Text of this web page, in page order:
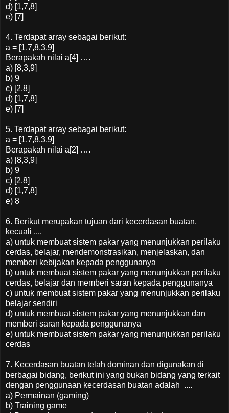
d) [1,7,8]
e) [7]
4. Terdapat array sebagai berikut:
a = [1,7,8,3,9]
Berapakah nilai a[4] ….
a) [8,3,9]
b) 9
c) [2,8]
d) [1,7,8]
e) [7]
5. Terdapat array sebagai berikut:
a = [1,7,8,3,9]
Berapakah nilai a[2] ….
a) [8,3,9]
b) 9
c) [2,8]
d) [1,7,8]
e) 8
6. Berikut merupakan tujuan dari kecerdasan buatan,
kecuali ....
a) untuk membuat sistem pakar yang menunjukkan perilaku
cerdas, belajar, mendemonstrasikan, menjelaskan, dan
memberi kebijakan kepada penggunanya
b) untuk membuat sistem pakar yang menunjukkan perilaku
cerdas, belajar dan memberi saran kepada penggunanya
c) untuk membuat sistem pakar yang menunjukkan perilaku
belajar sendiri
d) untuk membuat sistem pakar yang menunjukkan dan
memberi saran kepada penggunanya
e) untuk membuat sistem pakar yang menunjukkan perilaku
cerdas
7. Kecerdasan buatan telah dominan dan digunakan di
berbagai bidang, berikut ini yang bukan bidang yang terkait
dengan penggunaan kecerdasan buatan adalah ....
a) Permainan (gaming)
b) Training game